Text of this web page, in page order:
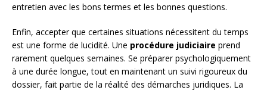
entretien avec les bons termes et les bonnes questions.
Enfin, accepter que certaines situations nécessitent du temps
est une forme de lucidité. Une procédure judiciaire prend
rarement quelques semaines. Se préparer psychologiquement
à une durée longue, tout en maintenant un suivi rigoureux du
dossier, fait partie de la réalité des démarches juridiques. La